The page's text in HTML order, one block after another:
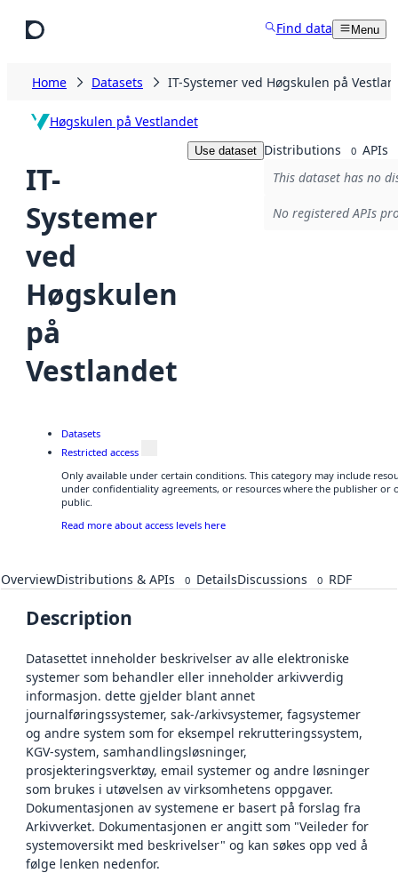
Find data Menu
Home Datasets IT-Systemer ved Høgskulen på
Høgskulen på Vestlandet
IT-
Systemer
ved
Høgskulen
på
Vestlandet
Use dataset Distributions 0 APIs
This dataset has no
No registered APIs
Datasets
Restricted access
Only available under certain conditions. This category may include
under confidentiality agreements, or resources where the publisher or
public.
Read more about access levels here
OverviewDistributions & APIs 0 DetailsDiscussions 0 RDF
Description
Datasettet inneholder beskrivelser av alle elektroniske
systemer som behandler eller inneholder arkivverdig
informasjon. dette gjelder blant annet
journalføringssystemer, sak-/arkivsystemer, fagsystemer
og andre system som for eksempel rekrutteringssystem,
KGV-system, samhandlingsløsninger,
prosjekteringsverktøy, email systemer og andre løsninger
som brukes i utøvelsen av virksomhetens oppgaver.
Dokumentasjonen av systemene er basert på forslag fra
Arkivverket. Dokumentasjonen er angitt som "Veileder for
systemoversikt med beskrivelser" og kan søkes opp ved å
følge lenken nedenfor.